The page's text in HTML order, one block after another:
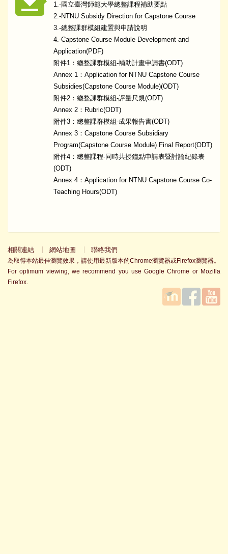
1.-國立臺灣師範大學總整課程補助要點
2.-NTNU Subsidy Direction for Capstone Course
3.-總整課群模組建置與申請說明
4.-Capstone Course Module Development and
Application(PDF)
附件1：總整課群模組-補助計畫申請書(ODT)
Annex 1：Application for NTNU Capstone Course
Subsidies(Capstone Course Module)(ODT)
附件2：總整課群模組-評量尺規(ODT)
Annex 2：Rubric(ODT)
附件3：總整課群模組-成果報告書(ODT)
Annex 3：Capstone Course Subsidiary
Program(Capstone Course Module) Final Report(ODT)
附件4：總整課程-同時共授鐘點申請表暨討論紀錄表
(ODT)
Annex 4：Application for NTNU Capstone Course Co-
Teaching Hours(ODT)
相關連結 網站地圖 聯絡我們
為取得本站最佳瀏覽效果，請使用最新版本的Chrome瀏覽器或Firefox瀏覽器。
For optimum viewing, we recommend you use Google Chrome or Mozilla
Firefox.